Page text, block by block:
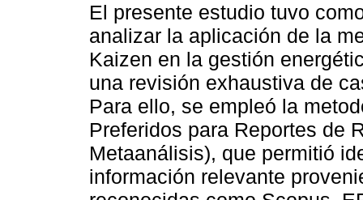
El presente estudio tuvo
analizar la aplicación de la
Kaizen en la gestión
una revisión exhaustiva de
Para ello, se empleó la
Preferidos para Reportes de
Metaanálisis), que permitió
información relevante